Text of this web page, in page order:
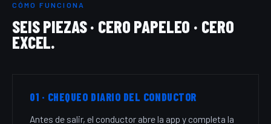
CÓMO FUNCIONA
SEIS PIEZAS · CERO PAPELEO · CERO
EXCEL.
01 · CHEQUEO DIARIO DEL CONDUCTOR
Antes de salir, el conductor abre la app y completa la